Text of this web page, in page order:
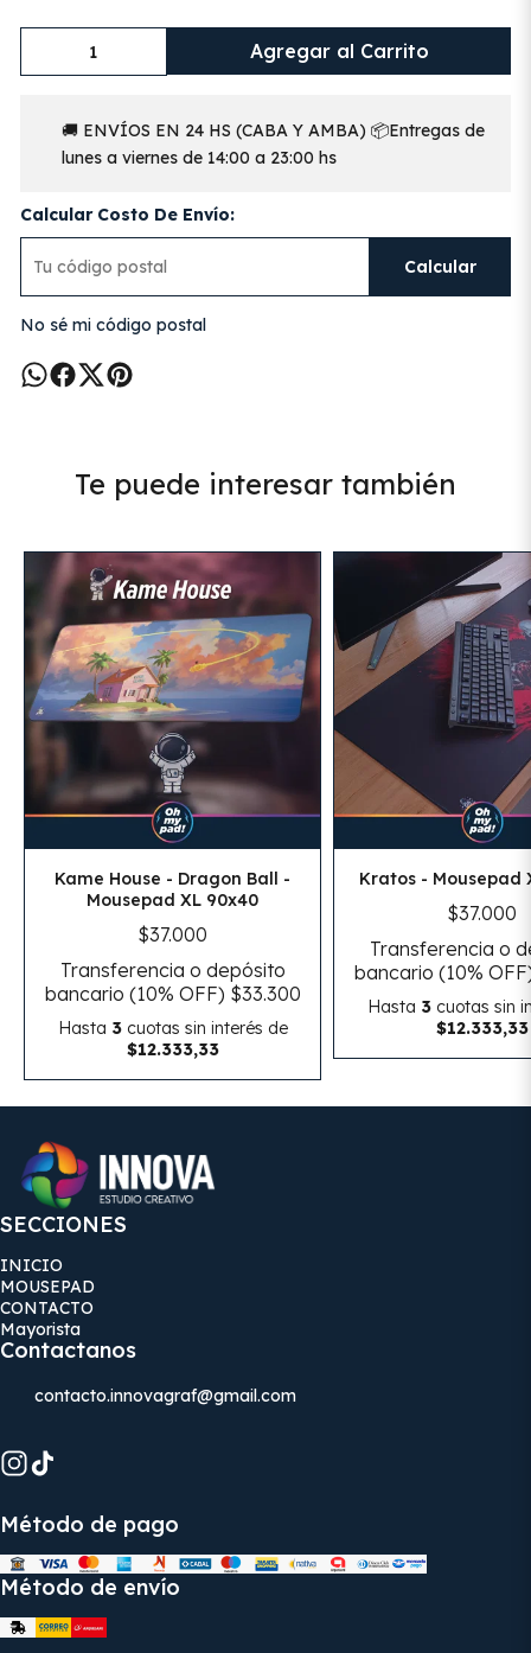
Agregar al Carrito
🚚 ENVÍOS EN 24 HS (CABA Y AMBA) 📦Entregas de
lunes a viernes de 14:00 a 23:00 hs
Calcular Costo De Envío:
Calcular
No sé mi código postal
Te puede interesar también
Kame House - Dragon Ball -
Mousepad XL 90x40
$37.000
Transferencia o depósito
bancario (10% OFF) $33.300
Hasta 3cuotas sin interés de
$12.333,33
Kratos - Mousepad
$37.000
Transferencia o
bancario (10%
Hasta 3cuotas sin
$12.333,33
SECCIONES
INICIO
MOUSEPAD
CONTACTO
Mayorista
Contactanos
contacto.innovagraf@gmail.com
Método de pago
Método de envío